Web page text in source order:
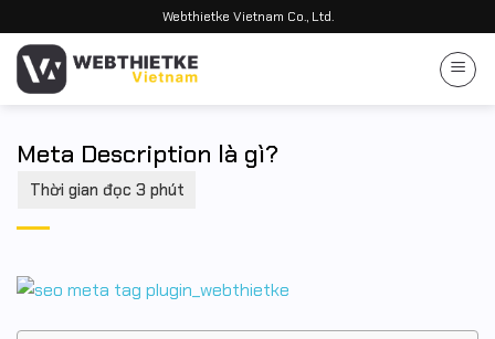
qua
dung
Webthietke Vietnam Co., Ltd.
Meta Description là gì?